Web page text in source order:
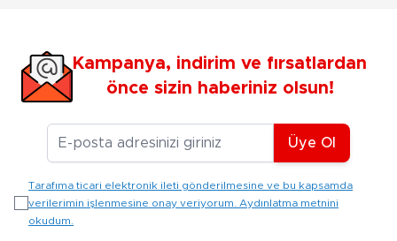
Kampanya, indirim ve fırsatlardan
önce sizin haberiniz olsun!
E-posta Adresiniz
Üye Ol
Tarafıma ticari elektronik ileti gönderilmesine ve bu kapsamda
verilerimin işlenmesine onay veriyorum. Aydınlatma metnini
okudum.